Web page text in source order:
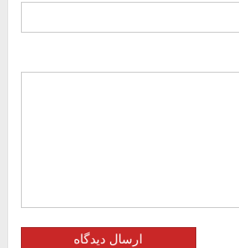
ارسال دیدگاه